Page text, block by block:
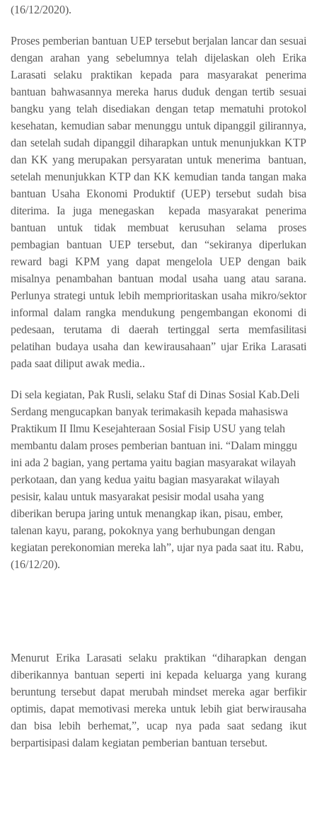
(16/12/2020).
Proses pemberian bantuan UEP tersebut berjalan lancar dan sesuai
dengan arahan yang sebelumnya telah dijelaskan oleh Erika
Larasati selaku praktikan kepada para masyarakat penerima
bantuan bahwasannya mereka harus duduk dengan tertib sesuai
bangku yang telah disediakan dengan tetap mematuhi protokol
kesehatan, kemudian sabar menunggu untuk dipanggil gilirannya,
dan setelah sudah dipanggil diharapkan untuk menunjukkan KTP
dan KK yang merupakan persyaratan untuk menerima bantuan,
setelah menunjukkan KTP dan KK kemudian tanda tangan maka
bantuan Usaha Ekonomi Produktif (UEP) tersebut sudah bisa
diterima. Ia juga menegaskan kepada masyarakat penerima
bantuan untuk tidak membuat kerusuhan selama proses
pembagian bantuan UEP tersebut, dan “sekiranya diperlukan
reward bagi KPM yang dapat mengelola UEP dengan baik
misalnya penambahan bantuan modal usaha uang atau sarana.
Perlunya strategi untuk lebih memprioritaskan usaha mikro/sektor
informal dalam rangka mendukung pengembangan ekonomi di
pedesaan, terutama di daerah tertinggal serta memfasilitasi
pelatihan budaya usaha dan kewirausahaan” ujar Erika Larasati
pada saat diliput awak media..
Di sela kegiatan, Pak Rusli, selaku Staf di Dinas Sosial Kab.Deli
Serdang mengucapkan banyak terimakasih kepada mahasiswa
Praktikum II Ilmu Kesejahteraan Sosial Fisip USU yang telah
membantu dalam proses pemberian bantuan ini. “Dalam minggu
ini ada 2 bagian, yang pertama yaitu bagian masyarakat wilayah
perkotaan, dan yang kedua yaitu bagian masyarakat wilayah
pesisir, kalau untuk masyarakat pesisir modal usaha yang
diberikan berupa jaring untuk menangkap ikan, pisau, ember,
talenan kayu, parang, pokoknya yang berhubungan dengan
kegiatan perekonomian mereka lah”, ujar nya pada saat itu. Rabu,
(16/12/20).
Menurut Erika Larasati selaku praktikan “diharapkan dengan
diberikannya bantuan seperti ini kepada keluarga yang kurang
beruntung tersebut dapat merubah mindset mereka agar berfikir
optimis, dapat memotivasi mereka untuk lebih giat berwirausaha
dan bisa lebih berhemat,”, ucap nya pada saat sedang ikut
berpartisipasi dalam kegiatan pemberian bantuan tersebut.